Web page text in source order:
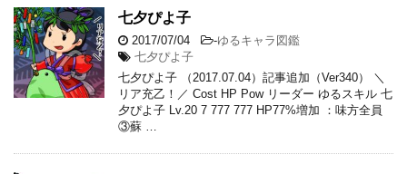
七夕ぴよ子
2017/07/04 -ゆるキャラ図鑑
七夕ぴよ子
七夕ぴよ子 （2017.07.04）記事追加（Ver340） ＼
リア充乙！／ Cost HP Pow リーダー ゆるスキル 七
夕ぴよ子 Lv.20 7 777 777 HP77%増加 ：味方全員
③蘇 …